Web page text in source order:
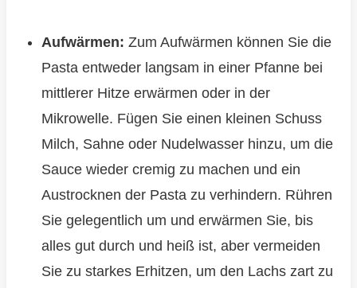
Aufwärmen: Zum Aufwärmen können Sie die
Pasta entweder langsam in einer Pfanne bei
mittlerer Hitze erwärmen oder in der
Mikrowelle. Fügen Sie einen kleinen Schuss
Milch, Sahne oder Nudelwasser hinzu, um die
Sauce wieder cremig zu machen und ein
Austrocknen der Pasta zu verhindern. Rühren
Sie gelegentlich um und erwärmen Sie, bis
alles gut durch und heiß ist, aber vermeiden
Sie zu starkes Erhitzen, um den Lachs zart zu